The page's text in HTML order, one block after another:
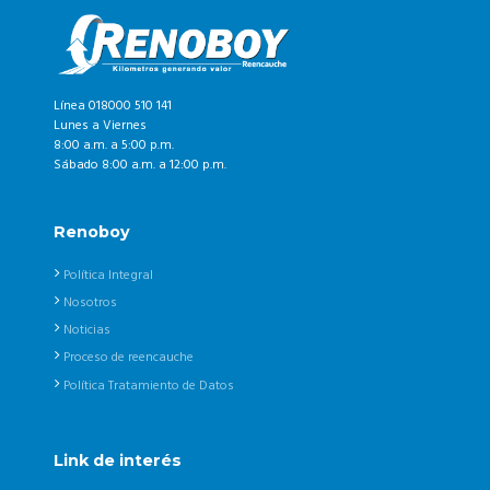
Línea 018000 510 141
Lunes a Viernes
8:00 a.m. a 5:00 p.m.
Sábado 8:00 a.m. a 12:00 p.m.
Renoboy
Política Integral
Nosotros
Noticias
Proceso de reencauche
Política Tratamiento de Datos
Link de interés